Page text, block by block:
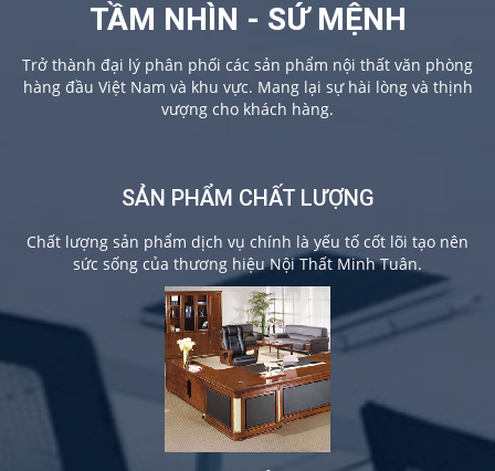
TẦM NHÌN - SỨ MỆNH
Trở thành đại lý phân phối các sản phẩm nội thất văn phòng
hàng đầu Việt Nam và khu vực. Mang lại sự hài lòng và thịnh
vượng cho khách hàng.
SẢN PHẨM CHẤT LƯỢNG
Chất lượng sản phẩm dịch vụ chính là yếu tố cốt lõi tạo nên
sức sống của thương hiệu Nội Thất Minh Tuân.